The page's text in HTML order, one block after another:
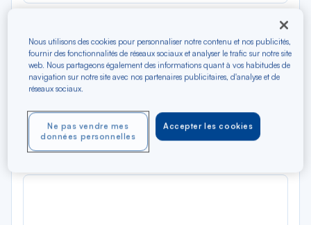
Aller-Retour Aller simple
Filtrer Vider
Précédent
AOÛ 2026
N/A*
Aller / Retour — Économique
Nous utilisons des cookies pour personnaliser notre contenu et nos publicités,
fournir des fonctionnalités de réseaux sociaux et analyser le trafic sur notre site
web. Nous partageons également des informations quant à vos habitudes de
navigation sur notre site avec nos partenaires publicitaires, d'analyse et de
réseaux sociaux.
Accepter les cookies
Ne pas vendre mes
données personnelles